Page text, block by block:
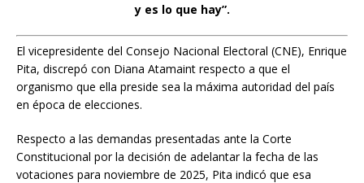
y es lo que hay”.
El vicepresidente del Consejo Nacional Electoral (CNE), Enrique
Pita, discrepó con Diana Atamaint respecto a que el
organismo que ella preside sea la máxima autoridad del país
en época de elecciones.
Respecto a las demandas presentadas ante la Corte
Constitucional por la decisión de adelantar la fecha de las
votaciones para noviembre de 2025, Pita indicó que esa